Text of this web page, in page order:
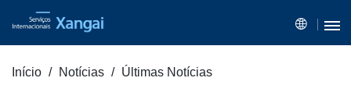
Início Notícias Últimas Notícias